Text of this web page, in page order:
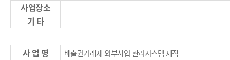
사업장소
기 타
사 업 명 배출권거래제 외부사업 관리시스템 제작